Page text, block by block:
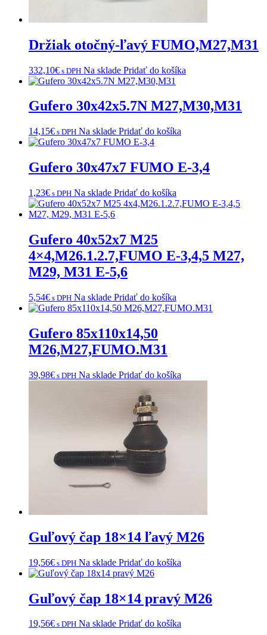
Držiak otočný-ľavý FUMO,M27,M31
332,10€ s DPH Na sklade Pridať do košíka
Gufero 30x42x5.7N M27,M30,M31
14,15€ s DPH Na sklade Pridať do košíka
Gufero 30x47x7 FUMO E-3,4
1,23€ s DPH Na sklade Pridať do košíka
Gufero 40x52x7 M25
4×4,M26.1.2.7,FUMO E-3,4,5 M27,
M29, M31 E-5,6
5,54€ s DPH Na sklade Pridať do košíka
Gufero 85x110x14,50
M26,M27,FUMO.M31
39,98€ s DPH Na sklade Pridať do košíka
Guľový čap 18×14 ľavý M26
19,56€ s DPH Na sklade Pridať do košíka
Guľový čap 18×14 pravý M26
19,56€ s DPH Na sklade Pridať do košíka